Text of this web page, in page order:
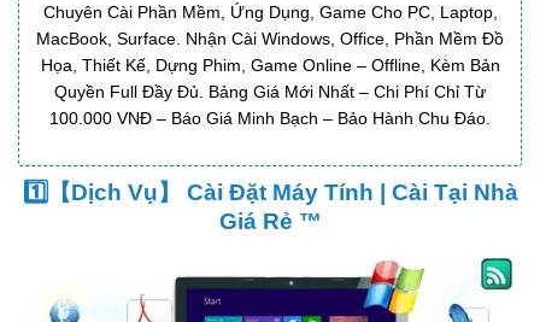
Chuyên Cài Phần Mềm, Ứng Dụng, Game Cho PC, Laptop,
MacBook, Surface. Nhận Cài Windows, Office, Phần Mềm Đồ
Họa, Thiết Kế, Dựng Phim, Game Online – Offline, Kèm Bản
Quyền Full Đầy Đủ. Bảng Giá Mới Nhất – Chi Phí Chỉ Từ
100.000 VNĐ – Báo Giá Minh Bạch – Bảo Hành Chu Đáo.
1️⃣【Dịch Vụ】 Cài Đặt Máy Tính | Cài Tại Nhà
Giá Rẻ ™